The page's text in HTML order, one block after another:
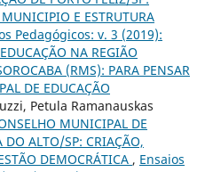
E ESTRUTURA
Pedagógicos: v. 3 (2019):
NA REGIÃO
(RMS): PARA PENSAR
DE EDUCAÇÃO
Petula Ramanauskas
MUNICIPAL DE
DO ALTO/SP: CRIAÇÃO,
DEMOCRÁTICA , Ensaios